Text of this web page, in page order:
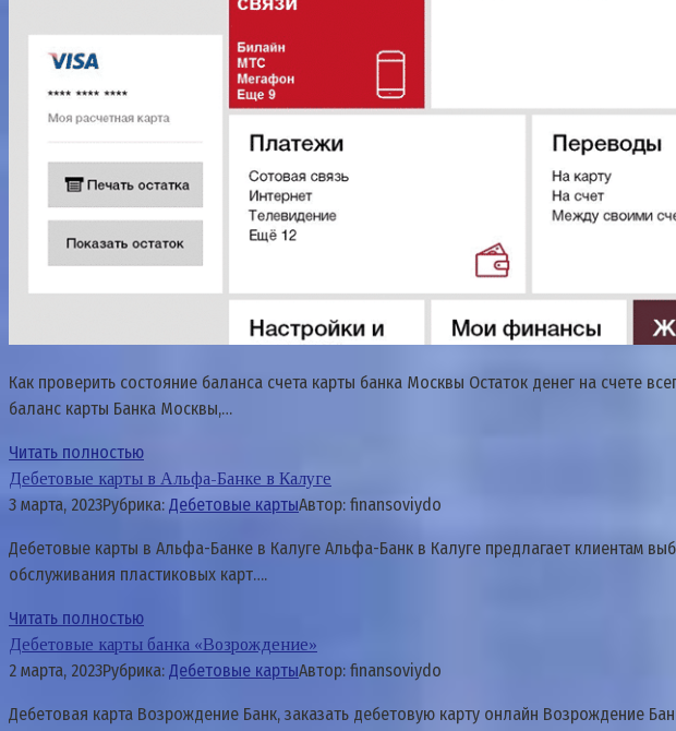
Как проверить состояние баланса счета карты банка Москвы Остаток денег на счете
баланс карты Банка Москвы,…
Читать полностью
Дебетовые карты в Альфа-Банке в Калуге
3 марта, 2023Рубрика: Дебетовые картыАвтор: finansoviydo
Дебетовые карты в Альфа-Банке в Калуге Альфа-Банк в Калуге предлагает клиентам
обслуживания пластиковых карт….
Читать полностью
Дебетовые карты банка «Возрождение»
2 марта, 2023Рубрика: Дебетовые картыАвтор: finansoviydo
Дебетовая карта Возрождение Банк, заказать дебетовую карту онлайн Возрождение